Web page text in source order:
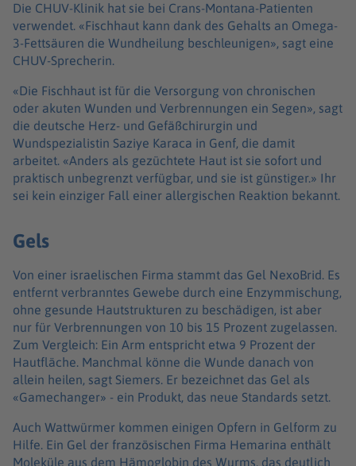
Die CHUV-Klinik hat sie bei Crans-Montana-Patienten
verwendet. «Fischhaut kann dank des Gehalts an Omega-
3-Fettsäuren die Wundheilung beschleunigen», sagt eine
CHUV-Sprecherin.
«Die Fischhaut ist für die Versorgung von chronischen
oder akuten Wunden und Verbrennungen ein Segen», sagt
die deutsche Herz- und Gefäßchirurgin und
Wundspezialistin Saziye Karaca in Genf, die damit
arbeitet. «Anders als gezüchtete Haut ist sie sofort und
praktisch unbegrenzt verfügbar, und sie ist günstiger.» Ihr
sei kein einziger Fall einer allergischen Reaktion bekannt.
Gels
Von einer israelischen Firma stammt das Gel NexoBrid. Es
entfernt verbranntes Gewebe durch eine Enzymmischung,
ohne gesunde Hautstrukturen zu beschädigen, ist aber
nur für Verbrennungen von 10 bis 15 Prozent zugelassen.
Zum Vergleich: Ein Arm entspricht etwa 9 Prozent der
Hautfläche. Manchmal könne die Wunde danach von
allein heilen, sagt Siemers. Er bezeichnet das Gel als
«Gamechanger» - ein Produkt, das neue Standards setzt.
Auch Wattwürmer kommen einigen Opfern in Gelform zu
Hilfe. Ein Gel der französischen Firma Hemarina enthält
Moleküle aus dem Hämoglobin des Wurms, das deutlich